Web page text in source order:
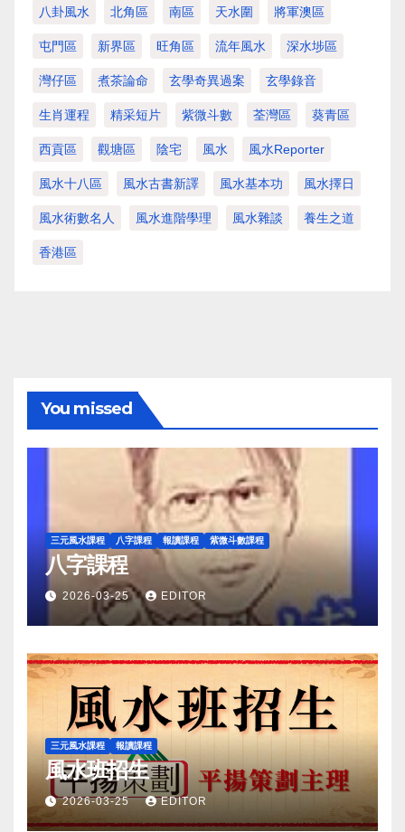
八卦風水 北角區 南區 天水圍 將軍澳區
屯門區 新界區 旺角區 流年風水 深水埗區
灣仔區 煮茶論命 玄學奇異過案 玄學錄音
生肖運程 精采短片 紫微斗數 荃灣區 葵青區
西貢區 觀塘區 陰宅 風水 風水Reporter
風水十八區 風水古書新譯 風水基本功 風水擇日
風水術數名人 風水進階學理 風水雜談 養生之道
香港區
You missed
三元風水課程 八字課程 報讀課程 紫微斗數課程
八字課程
2026-03-25 EDITOR
三元風水課程 報讀課程
風水班招生
2026-03-25 EDITOR